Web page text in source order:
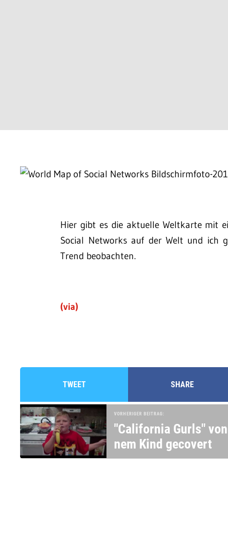
Hier gibt es die aktuelle Weltkarte mit
Social Networks auf der Welt und ich
Trend beobachten.
(via)
TWEET SHARE
VORHERIGER BEITRAG:
"California Gurls" von
nem Kind gecovert